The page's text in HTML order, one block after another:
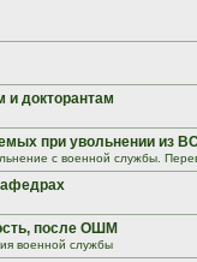
и докторантам
при увольнении из
с военной службы.
после ОШМ
военной службы